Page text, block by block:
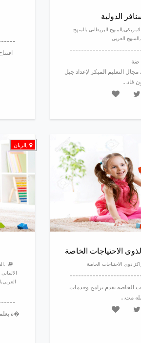
الدولية
البريطانى ,المنهج
العربى
ضة
التعليم المبكر لإعداد جيل
قاد...
الاحتياجات الخاصة
ذوى الاحتياجات الخاصة
الخاصه يقدم برامج وخدمات
مت...
,الريان
�ة